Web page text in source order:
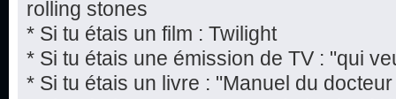
rolling stones
* Si tu étais un film : Twilight
* Si tu étais une émission de TV : "qui
* Si tu étais un livre : "Manuel du